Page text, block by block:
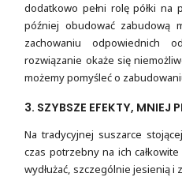
dodatkowo pełni rolę półki na
później obudować zabudową
zachowaniu odpowiednich
rozwiązanie okaże się
możemy pomyśleć o
3. SZYBSZE EFEKTY, MNIEJ
Na tradycyjnej suszarce
czas potrzebny na ich
wydłużać, szczególnie jesienią